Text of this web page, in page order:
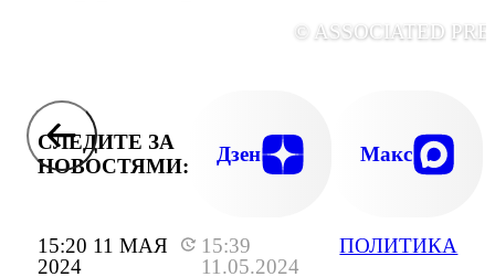
15:20 11 МАЯ
2024
15:39
11.05.2024
ПОЛИТИКА
© ASSOCIATED
СЛЕДИТЕ ЗА
НОВОСТЯМИ:
Дзен Макс